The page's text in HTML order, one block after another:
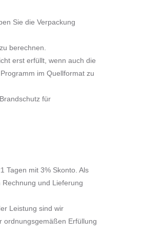
Sie die Verpackung
berechnen.
erst erfüllt, wenn auch die
im Quellformat zu
für
Tagen mit 3% Skonto. Als
und Lieferung
Leistung sind wir
ordnungsgemäßen Erfüllung